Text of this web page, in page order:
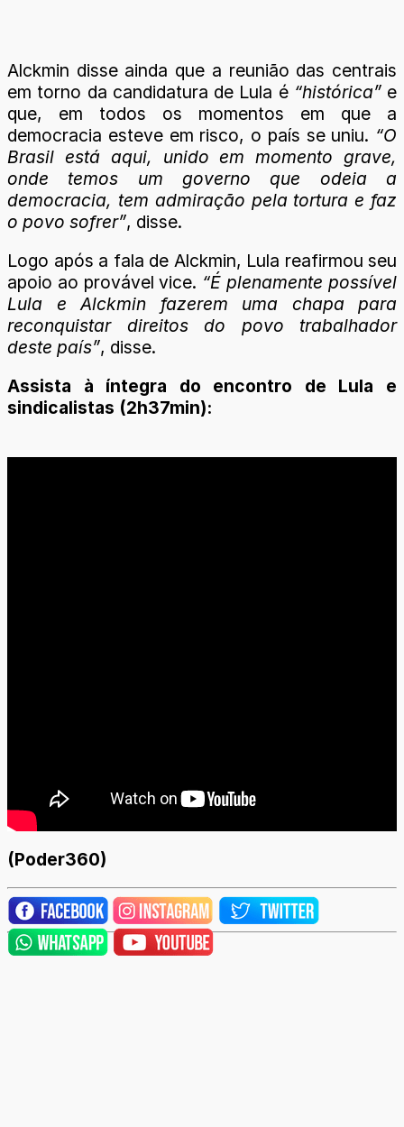
Alckmin disse ainda que a reunião das centrais
em torno da candidatura de Lula é “histórica”e
que, em todos os momentos em que a
democracia esteve em risco, o país se uniu. “O
Brasil está aqui, unido em momento grave,
onde temos um governo que odeia a
democracia, tem admiração pela tortura e faz
o povo sofrer”, disse.
Logo após a fala de Alckmin, Lula reafirmou seu
apoio ao provável vice. “É plenamente possível
Lula e Alckmin fazerem uma chapa para
reconquistar direitos do povo trabalhador
deste país”, disse.
Assista à íntegra do encontro de Lula e
sindicalistas (2h37min):
(Poder360)